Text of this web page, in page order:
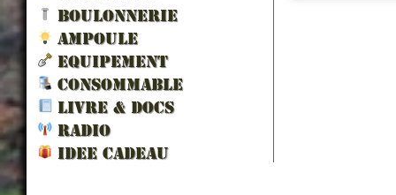
BOULONNERIE
AMPOULE
EQUIPEMENT
CONSOMMABLE
LIVRE & DOCS
RADIO
IDEE CADEAU